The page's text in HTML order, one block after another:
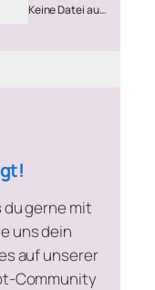
Keine Datei ausgewählt
du gerne mit
uns dein
auf unserer
Community